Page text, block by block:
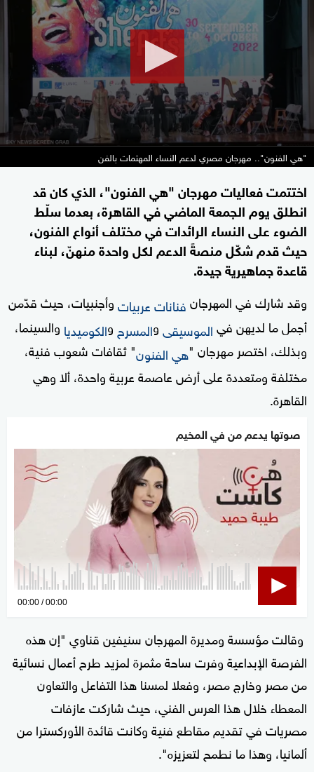
seconds
"هي الفنون".. مهرجان مصري لدعم النساء المهتمات بالفن
اختتمت فعاليات مهرجان "هي الفنون"، الذي كان قد
انطلق يوم الجمعة الماضي في القاهرة، بعدما سلّط
الضوء على النساء الرائدات في مختلف أنواع الفنون،
حيث قدم شكّل منصةً الدعم لكل واحدة منهنّ، لبناء
قاعدة جماهيرية جيدة.
وقد شارك في المهرجانفنانات عربياتوأجنبيات، حيث قدّمن
أجمل ما لديهن فيالموسيقىوالمسرح والكوميديا والسينما،
وبذلك، اختصر مهرجان "هي الفنون" ثقافات شعوب فنية،
مختلفة ومتعددة على أرض عاصمة عربية واحدة، ألا وهي
القاهرة.
صوتها يدعم من في المخيم
0
seconds
00:00 00:00
وقالت مؤسسة ومديرة المهرجان سنيفين قناوي "إن هذه
الفرصة الإبداعية وفرت ساحة مثمرة لمزيد طرح أعمال نسائية
من مصر وخارج مصر، وفعلا لمسنا هذا التفاعل والتعاون
المعطاء خلال هذا العرس الفني، حيث شاركت عازفات
مصريات في تقديم مقاطع فنية وكانت قائدة الأوركسترا من
ألمانيا، وهذا ما نطمح لتعزيزه".